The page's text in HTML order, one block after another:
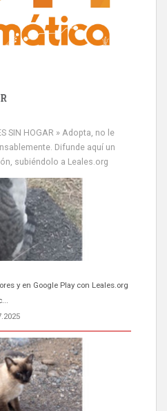
SIN HOGAR » Adopta, no le
Difunde aquí un
subiéndolo a Leales.org
años,esterilizada con marca de